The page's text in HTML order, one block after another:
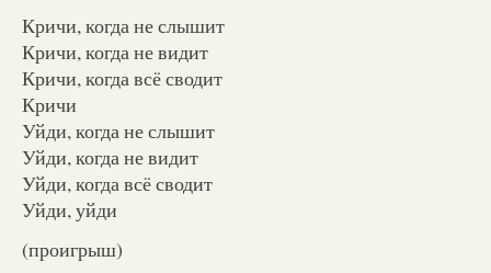
Кричи, когда не слышит
Кричи, когда не видит
Кричи, когда всё сводит
Кричи
Уйди, когда не слышит
Уйди, когда не видит
Уйди, когда всё сводит
Уйди, уйди
(проигрыш)